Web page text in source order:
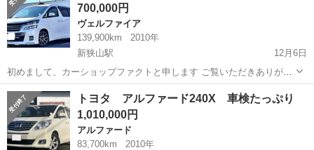
ましたら、お気軽にご相...
700,000円
ヴェルファイア
139,900km
2010年
新狭山駅
12月6日
初めまして、カーショップファクトと申します ご覧いただきありがと
うございます WINTER クリスマス お正月セール開催しております
特選車になります！！ トヨタ ヴェルファイア 2.4Z 入庫いたしま
した✨ ...
埼玉 狭山市 新狭山駅 ヴェルファイア 車両
トヨタ アルファード240X 車検たっぷり
1,010,000円
アルファード
83,700km
2010年